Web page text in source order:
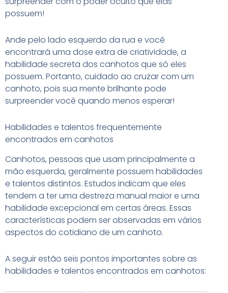
possuem!
Ande pelo lado esquerdo da rua e você
encontrará uma dose extra de criatividade, a
habilidade secreta dos canhotos que só eles
possuem. Portanto, cuidado ao cruzar com um
canhoto, pois sua mente brilhante pode
surpreender você quando menos esperar!
Habilidades e talentos frequentemente
encontrados em canhotos
Canhotos, pessoas que usam principalmente a
mão esquerda, geralmente possuem habilidades
e talentos distintos. Estudos indicam que eles
tendem a ter uma destreza manual maior e uma
habilidade excepcional em certas áreas. Essas
características podem ser observadas em vários
aspectos do cotidiano de um canhoto.
A seguir estão seis pontos importantes sobre as
habilidades e talentos encontrados em canhotos: